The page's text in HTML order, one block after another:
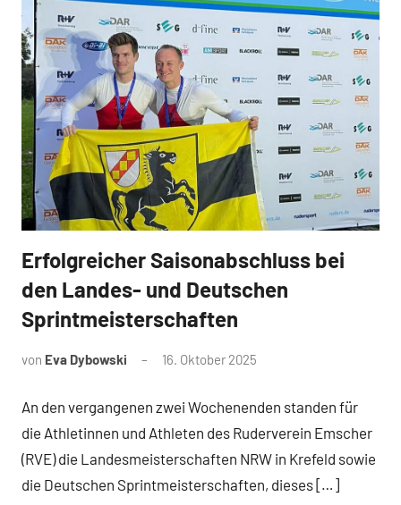
News
Erfolgreicher Saisonabschluss bei
den Landes- und Deutschen
Sprintmeisterschaften
von Eva Dybowski 16. Oktober 2025
An den vergangenen zwei Wochenenden standen für
die Athletinnen und Athleten des Ruderverein Emscher
(RVE) die Landesmeisterschaften NRW in Krefeld sowie
die Deutschen Sprintmeisterschaften, dieses […]